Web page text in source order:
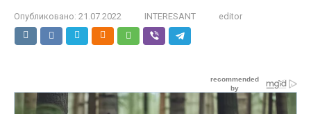
Опубликовано: 21.07.2022 INTERESANT editor